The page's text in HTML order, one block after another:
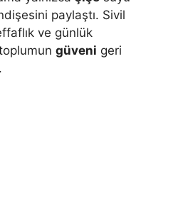
paylaştı. Sivil
ve günlük
güveni geri